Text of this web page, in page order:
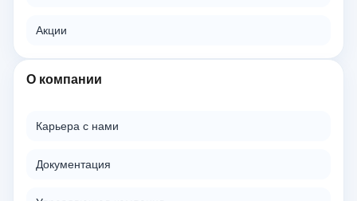
Акции
О компании
Карьера с нами
Документация